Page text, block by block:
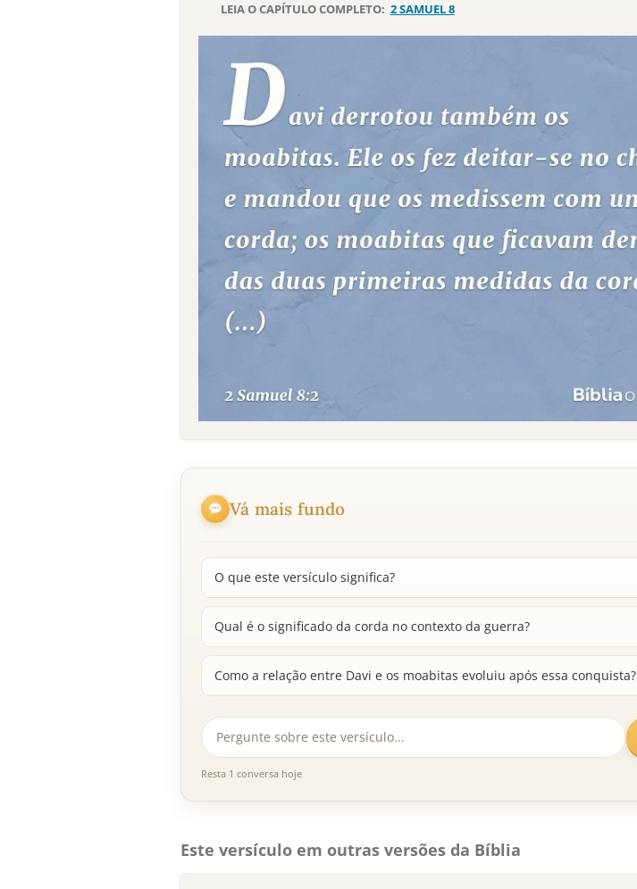
LEIA O CAPÍTULO COMPLETO: 2 SAMUEL 8
Vá mais fundo
O que este versículo significa?
Qual é o significado da corda no contexto da guerra?
Como a relação entre Davi e os moabitas evoluiu após essa conquista?
Resta 1 conversa hoje
Este versículo em outras versões da Bíblia